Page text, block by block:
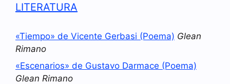
LITERATURA
«Tiempo» de Vicente Gerbasi (Poema) Glean
Rimano
«Escenarios» de Gustavo Darmace (Poema)
Glean Rimano